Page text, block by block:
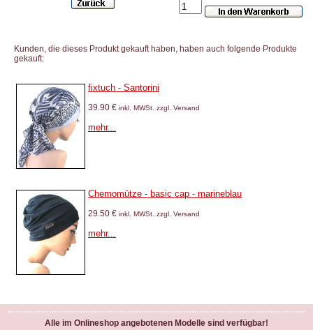
Kunden, die dieses Produkt gekauft haben, haben auch folgende Produkte
gekauft:
fixtuch - Santorini
39.90 € inkl. MWSt. zzgl. Versand
mehr...
Chemomütze - basic cap - marineblau
29.50 € inkl. MWSt. zzgl. Versand
mehr...
Alle im Onlineshop angebotenen Modelle sind verfügbar!